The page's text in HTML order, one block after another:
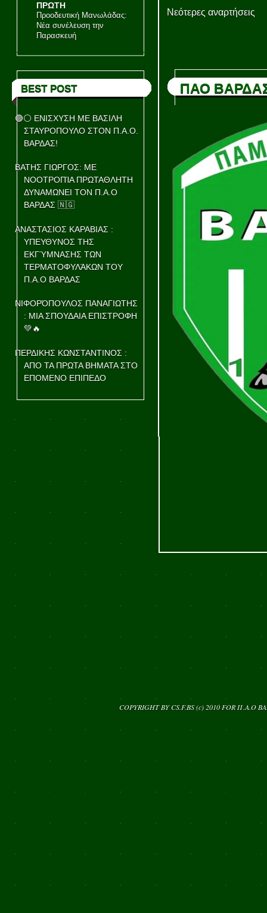
ΠΡΩΤΗ
Προοδευτική Μανωλάδας:
Νέα συνέλευση την
Παρασκευή
BEST POST
🟢⚪ ΕΝΙΣΧΥΣΗ ΜΕ ΒΑΣΙΛΗ
ΣΤΑΥΡΟΠΟΥΛΟ ΣΤΟΝ Π.Α.Ο.
ΒΑΡΔΑΣ!
ΒΑΤΗΣ ΓΙΩΡΓΟΣ: ΜΕ
ΝΟΟΤΡΟΠΊΑ ΠΡΩΤΑΘΛΗΤΗ
ΔΥΝΑΜΩΝΕΙ ΤΟΝ Π.Α.Ο
ΒΑΡΔΑΣ 🇳🇬
ΑΝΑΣΤΑΣΙΟΣ ΚΑΡΑΒΙΑΣ :
ΥΠΕΥΘΥΝΟΣ ΤΗΣ
ΕΚΓΎΜΝΑΣΗΣ ΤΩΝ
ΤΕΡΜΑΤΟΦΥΛΆΚΩΝ ΤΟΥ
Π.Α.Ο ΒΑΡΔΑΣ
ΝΙΦΟΡΌΠΟΥΛΟΣ ΠΑΝΑΓΙΩΤΗΣ
: ΜΙΑ ΣΠΟΥΔΑΙΑ ΕΠΙΣΤΡΟΦΗ
💚🔥
ΠΕΡΔΙΚΗΣ ΚΩΝΣΤΑΝΤΙΝΟΣ :
ΑΠΟ ΤΑ ΠΡΩΤΑ ΒΗΜΑΤΑ ΣΤΟ
ΕΠΟΜΕΝΟ ΕΠΙΠΕΔΟ
Νεότερες αναρτήσεις
ΠΑΟ
COPYRIGHT BY CS.F.BS (c) 2010 FORΠ.Α.Ο